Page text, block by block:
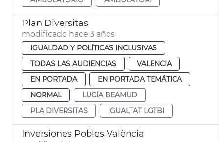
Plan Diversitas
modificado hace 3 años
IGUALDAD Y POLÍTICAS INCLUSIVAS
TODAS LAS AUDIENCIAS
VALENCIA
EN PORTADA
EN PORTADA TEMÁTICA
NORMAL
LUCÍA BEAMUD
PLA DIVERSITAS
IGUALTAT LGTBI
Inversiones Pobles València